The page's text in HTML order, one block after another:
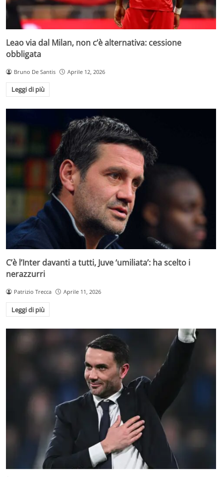
Leao via dal Milan, non c’è alternativa: cessione
obbligata
Bruno De Santis Aprile 12, 2026
Leggi di più
C’è l’Inter davanti a tutti, Juve ‘umiliata’: ha scelto i
nerazzurri
Patrizio Trecca Aprile 11, 2026
Leggi di più